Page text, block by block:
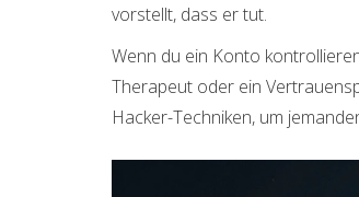
vorstellt, dass er tut.
Wenn du ein Konto
Therapeut oder ein
Hacker-Techniken, um